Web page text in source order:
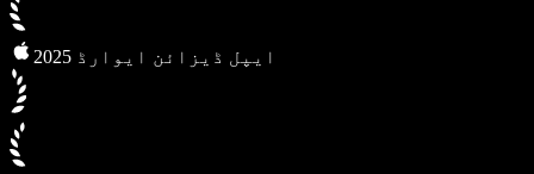
2025 ایپل ڈیزائن ایوارڈ